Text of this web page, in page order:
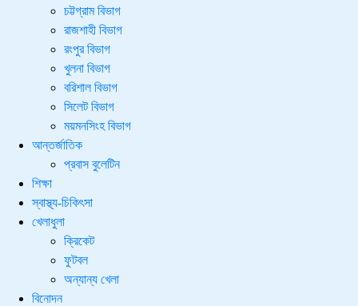
চট্টগ্রাম বিভাগ
রাজশাহী বিভাগ
রংপুর বিভাগ
খুলনা বিভাগ
বরিশাল বিভাগ
সিলেট বিভাগ
ময়মনসিংহ বিভাগ
আন্তর্জাতিক
প্রবাস বুলেটিন
শিক্ষা
স্বাস্থ্য-চিকিৎসা
খেলাধুলা
ক্রিকেট
ফুটবল
অন্যান্য খেলা
বিনোদন